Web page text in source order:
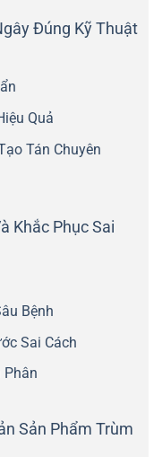
Đúng Kỹ Thuật
Quả
Tán Chuyên
Khắc Phục Sai
Bệnh
Sai Cách
Phân
Sản Phẩm Trùm